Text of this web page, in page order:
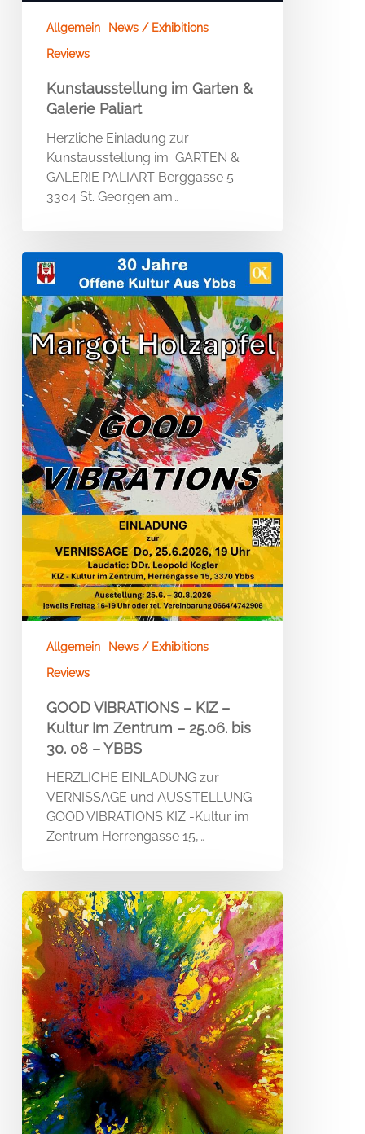
Allgemein
News / Exhibitions
Reviews
Kunstausstellung im Garten &
Galerie Paliart
Herzliche Einladung zur
Kunstausstellung im GARTEN &
GALERIE PALIART Berggasse 5
3304 St. Georgen am…
GOOD
VIBRATIONS
–
KIZ
–
Kultur
Im
Zentrum
–
25.06.
bis
30.
08
–
YBBS
Allgemein
News / Exhibitions
Reviews
GOOD VIBRATIONS – KIZ –
Kultur Im Zentrum – 25.06. bis
30. 08 – YBBS
HERZLICHE EINLADUNG zur
VERNISSAGE und AUSSTELLUNG
GOOD VIBRATIONS KIZ -Kultur im
Zentrum Herrengasse 15,…
EINLADUNG
TAGE
DER
OFFENEN
ATELIERS
–
2025